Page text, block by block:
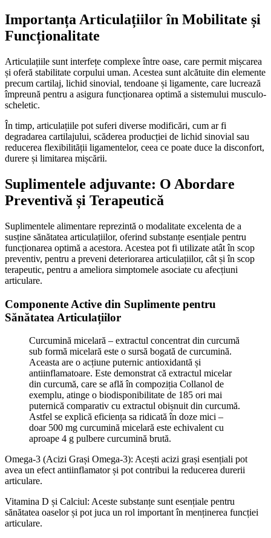
Importanța Articulațiilor în Mobilitate și
Funcționalitate
Articulațiile sunt interfețe complexe între oase, care permit mișcarea
și oferă stabilitate corpului uman. Acestea sunt alcătuite din elemente
precum cartilaj, lichid sinovial, tendoane și ligamente, care lucrează
împreună pentru a asigura funcționarea optimă a sistemului musculo-
scheletic.
În timp, articulațiile pot suferi diverse modificări, cum ar fi
degradarea cartilajului, scăderea producției de lichid sinovial sau
reducerea flexibilității ligamentelor, ceea ce poate duce la disconfort,
durere și limitarea mișcării.
Suplimentele adjuvante: O Abordare
Preventivă și Terapeutică
Suplimentele alimentare reprezintă o modalitate excelenta de a
susține sănătatea articulațiilor, oferind substanțe esențiale pentru
funcționarea optimă a acestora. Acestea pot fi utilizate atât în scop
preventiv, pentru a preveni deteriorarea articulațiilor, cât și în scop
terapeutic, pentru a ameliora simptomele asociate cu afecțiuni
articulare.
Componente Active din Suplimente pentru
Sănătatea Articulațiilor
Curcumină micelară – extractul concentrat din curcumă
sub formă micelară este o sursă bogată de curcumină.
Aceasta are o acțiune puternic antioxidantă și
antiinflamatoare. Este demonstrat că extractul micelar
din curcumă, care se află în compoziția Collanol de
exemplu, atinge o biodisponibilitate de 185 ori mai
puternică comparativ cu extractul obișnuit din curcumă.
Astfel se explică eficiența sa ridicată în doze mici –
doar 500 mg curcumină micelară este echivalent cu
aproape 4 g pulbere curcumină brută.
Omega-3 (Acizi Grași Omega-3): Acești acizi grași esențiali pot
avea un efect antiinflamator și pot contribui la reducerea durerii
articulare.
Vitamina D și Calciul: Aceste substanțe sunt esențiale pentru
sănătatea oaselor și pot juca un rol important în menținerea funcției
articulare.